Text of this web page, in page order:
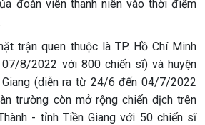
đoàn viên thanh niên vào thời điểm
trận quen thuộc là TP. Hồ Chí Minh
8/2022 với 800 chiến sĩ) và huyện
Giang (diễn ra từ 24/6 đến 04/7/2022
trường còn mở rộng chiến dịch trên
- tỉnh Tiền Giang với 50 chiến sĩ